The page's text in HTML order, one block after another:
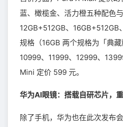
蓝、橄榄金、活力橙五种配色
12GB+512GB、16GB+512GB
规格（16GB 两个规格为「典
10999、11999、12999、
Mini 定价 599 元。
华为AI眼镜：搭载自研芯片，
除了手机，华为也在此次发布